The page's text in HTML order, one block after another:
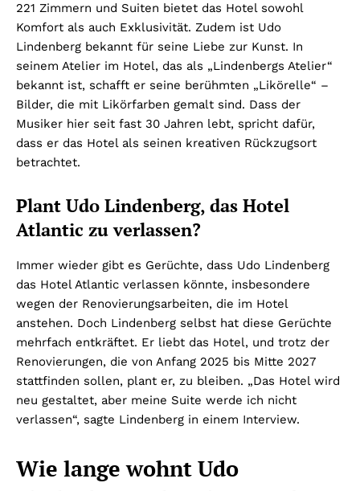
221 Zimmern und Suiten bietet das Hotel sowohl
Komfort als auch Exklusivität. Zudem ist Udo
Lindenberg bekannt für seine Liebe zur Kunst. In
seinem Atelier im Hotel, das als „Lindenbergs Atelier“
bekannt ist, schafft er seine berühmten „Likörelle“ –
Bilder, die mit Likörfarben gemalt sind. Dass der
Musiker hier seit fast 30 Jahren lebt, spricht dafür,
dass er das Hotel als seinen kreativen Rückzugsort
betrachtet.
Plant Udo Lindenberg, das Hotel
Atlantic zu verlassen?
Immer wieder gibt es Gerüchte, dass Udo Lindenberg
das Hotel Atlantic verlassen könnte, insbesondere
wegen der Renovierungsarbeiten, die im Hotel
anstehen. Doch Lindenberg selbst hat diese Gerüchte
mehrfach entkräftet. Er liebt das Hotel, und trotz der
Renovierungen, die von Anfang 2025 bis Mitte 2027
stattfinden sollen, plant er, zu bleiben. „Das Hotel wird
neu gestaltet, aber meine Suite werde ich nicht
verlassen“, sagte Lindenberg in einem Interview.
Wie lange wohnt Udo